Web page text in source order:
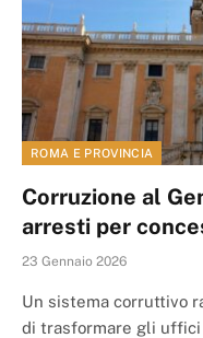
ROMA E PROVINCIA
Corruzione al
arresti per
23 Gennaio 2026
Un sistema corruttivo
di trasformare gli